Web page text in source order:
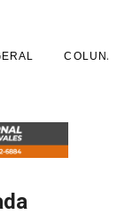
COLUNA